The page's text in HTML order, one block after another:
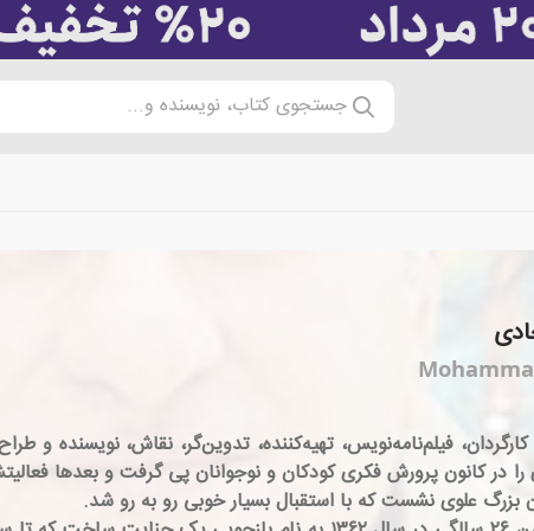
جستجوی کتاب، نویسنده و...
(زاده ۱۳۳۶ در آمل) کارگردان، فیلم‌نامه‌نویس، تهیه‌کننده، تدوین‌گر،
بزرگ علوی نشست که با استقبال بسیار خوبی رو به رو شد.